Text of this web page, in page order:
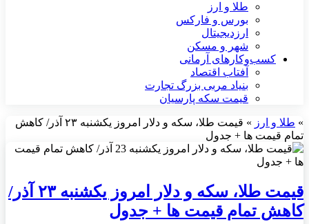
طلا و ارز
بورس و فارکس
ارزدیجیتال
شهر و مسکن
کسب‌وکارهای آرمانی
آفتاب اقتصاد
بنیاد مربی بزرگ تجارت
قیمت سکه پارسیان
» طلا و ارز »
قیمت طلا، سکه و دلار امروز یکشنبه ۲۳ آذر/ کاهش
تمام قیمت ها + جدول
قیمت طلا، سکه و دلار امروز یکشنبه ۲۳ آذر/
کاهش تمام قیمت ها + جدول